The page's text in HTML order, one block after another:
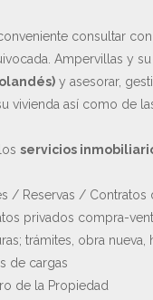
consultar
Ampervillas y
y asesorar,
vivienda así como de
servicios
/ Reservas / Contratos
privados compra-
trámites, obra nueva,
de cargas
de la Propiedad